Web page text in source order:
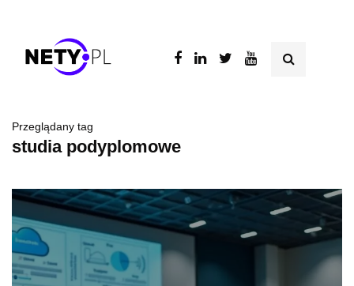
Przeglądany tag
studia podyplomowe